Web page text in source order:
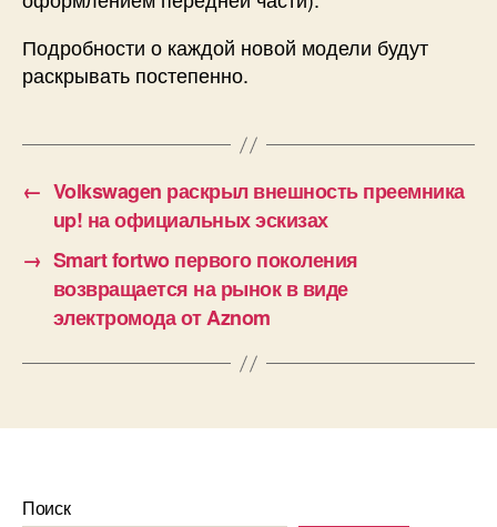
Подробности о каждой новой модели будут
раскрывать постепенно.
← Volkswagen раскрыл внешность преемника
up! на официальных эскизах
→ Smart fortwo первого поколения
возвращается на рынок в виде
электромода от Aznom
Поиск